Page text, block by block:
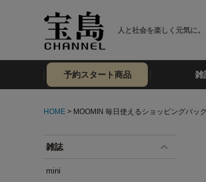
人と社会を楽しく元気に
予約スタート商品 雑
HOME > MOOMIN 毎日使えるショッピングバッ
雑誌
mini